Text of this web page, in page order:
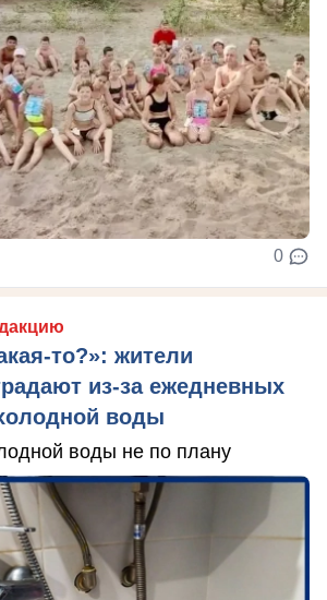
0
то?»: жители
из‑за ежедневных
воды
воды не по плану